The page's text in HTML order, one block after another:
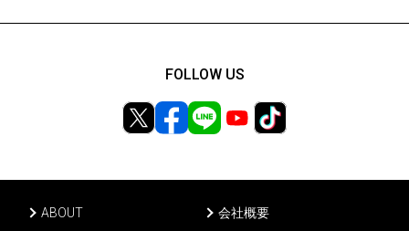
ABOUT 会社概要
FOLLOW US